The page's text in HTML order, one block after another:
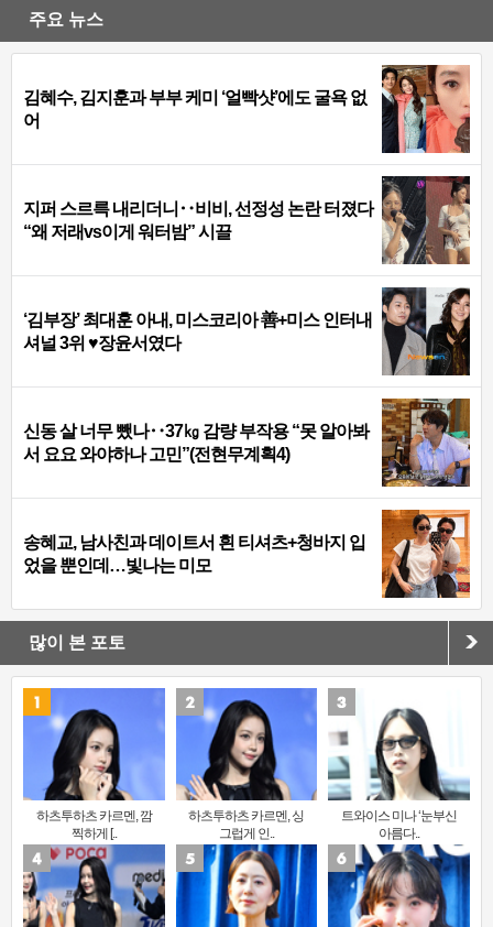
주요 뉴스
김혜수, 김지훈과 부부 케미 ‘얼빡샷’에도 굴욕 없
어
지퍼 스르륵 내리더니‥비비, 선정성 논란 터졌다
“왜 저래vs이게 워터밤” 시끌
‘김부장’ 최대훈 아내, 미스코리아 善+미스 인터내
셔널 3위 ♥장윤서였다
신동 살 너무 뺐나‥37㎏ 감량 부작용 “못 알아봐
서 요요 와야하나 고민”(전현무계획4)
송혜교, 남사친과 데이트서 흰 티셔츠+청바지 입
었을 뿐인데…빛나는 미모
많이 본 포토
하츠투하츠 카르멘, 깜
찍하게 [..
하츠투하츠 카르멘, 싱
그럽게 인..
트와이스 미나 ‘눈부신
아름다..